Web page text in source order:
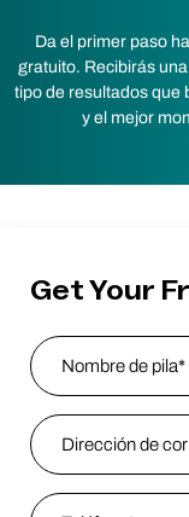
Da el primer paso
gratuito. Recibirás
tipo de resultados que
y el mejor
Get Your
Name
Nombre
Email Address
Phone